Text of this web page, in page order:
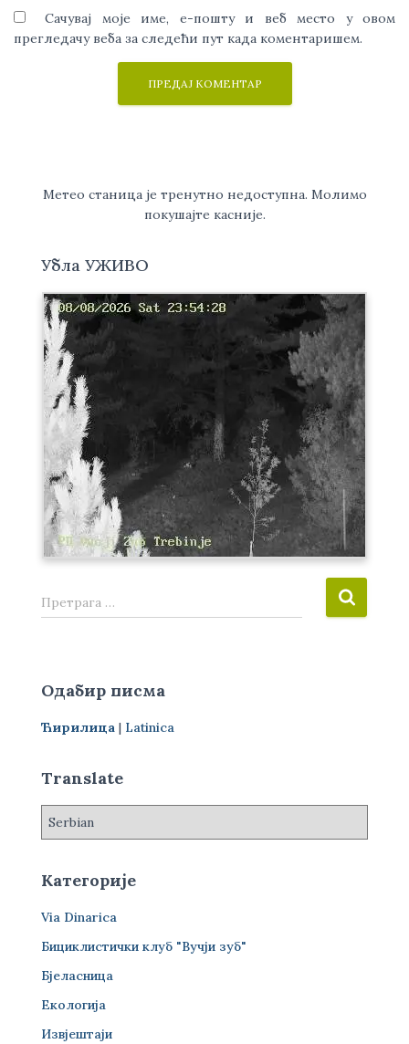
Сачувај моје име, е-пошту и веб место у овом
прегледачу веба за следећи пут када коментаришем.
Метео станица је тренутно недоступна. Молимо
покушајте касније.
Убла УЖИВО
П
р
а
а
а
Претрага …
Одабир писма
Ћирилица | Latinica
Translate
Категорије
Via Dinarica
Бициклистички клуб "Вучји зуб"
Бјеласница
Екологија
Извјештаји